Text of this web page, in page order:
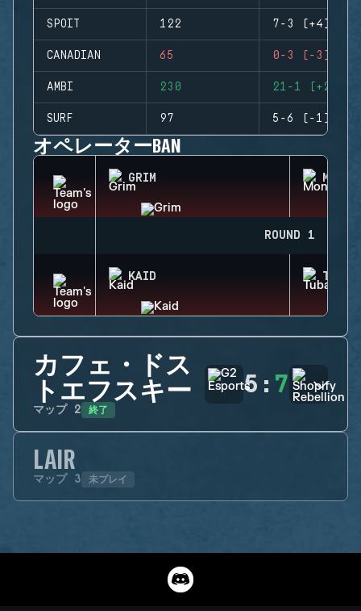
SPOIT 122 7-3 (+4)
CANADIAN 65 0-3 (-3)
AMBI 230 21-1 (+20)
SURF 97 5-6 (-1)
オペレーターBAN
GRIM
ROUND 1
KAID
カフェ・ドス
トエフスキー
マップ 2 終了
5 : 7
LAIR
マップ 3 未プレイ